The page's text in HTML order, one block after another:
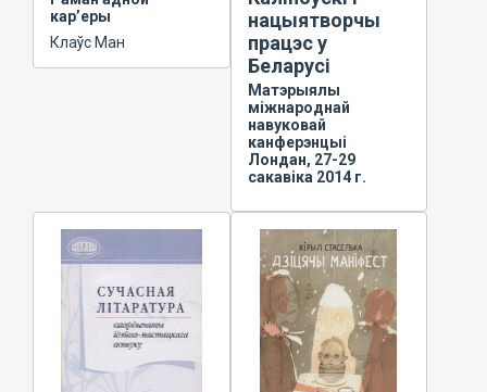
кар’еры
Клаўс Ман
нацыятворчы
працэс у
Беларусі
Матэрыялы
міжнароднай
навуковай
канферэнцыі
Лондан, 27-29
сакавіка 2014 г.